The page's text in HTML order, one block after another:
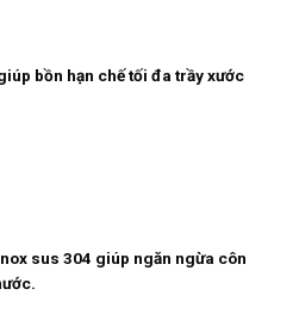
bồn hạn chế tối đa trầy xước
sus 304 giúp ngăn ngừa côn